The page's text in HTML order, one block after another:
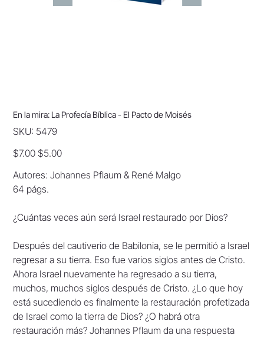
En la mira: La Profecía Bíblica - El Pacto de Moisés
SKU: SKU
5479
5479
Original
price
$7.00 Sale
price
$5.00
Autores: Johannes Pflaum & René Malgo
64 págs.
¿Cuántas veces aún será Israel restaurado por Dios?
Después del cautiverio de Babilonia, se le permitió a Israel
regresar a su tierra. Eso fue varios siglos antes de Cristo.
Ahora Israel nuevamente ha regresado a su tierra,
muchos, muchos siglos después de Cristo. ¿Lo que hoy
está sucediendo es finalmente la restauración profetizada
de Israel como la tierra de Dios? ¿O habrá otra
restauración más? Johannes Pflaum da una respuesta